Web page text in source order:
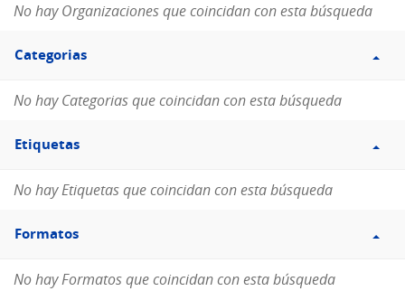
No hay Organizaciones que coincidan con esta búsqueda
Filtro
Categorias
Categorias
No hay Categorias que coincidan con esta búsqueda
Filtro
Etiquetas
Etiquetas
No hay Etiquetas que coincidan con esta búsqueda
Filtro
Formatos
Formatos
No hay Formatos que coincidan con esta búsqueda